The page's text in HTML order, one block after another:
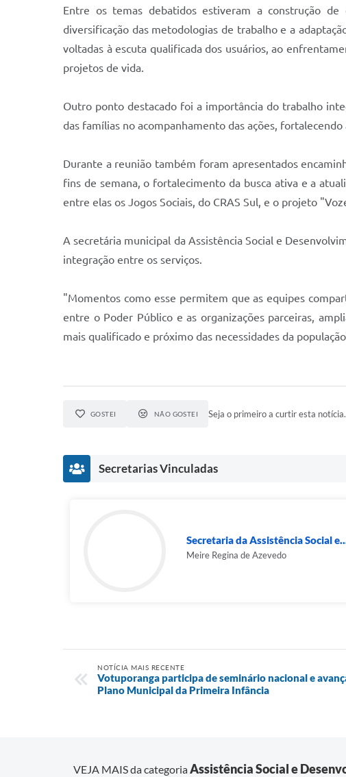
Entre os temas debatidos estiveram a construção
diversificação das metodologias de trabalho e a
voltadas à escuta qualificada dos usuários, ao
projetos de vida.
Outro ponto destacado foi a importância do trabalho
das famílias no acompanhamento das ações,
Durante a reunião também foram apresentados
fins de semana, o fortalecimento da busca ativa e a
entre elas os Jogos Sociais, do CRAS Sul, e o projeto
A secretária municipal da Assistência Social e
integração entre os serviços.
"Momentos como esse permitem que as equipes
entre o Poder Público e as organizações parceiras,
mais qualificado e próximo das necessidades da
GOSTEI NÃO GOSTEI Seja o primeiro a curtir esta notícia.
Secretarias Vinculadas
Secretaria da Assistência Social
Meire Regina de Azevedo
NOTÍCIA MAIS RECENTE
Votuporanga participa de seminário nacional e
Plano Municipal da Primeira Infância
VEJA MAIS da categoriaAssistência Social e